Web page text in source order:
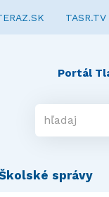
TASR.TV
Portál
správy